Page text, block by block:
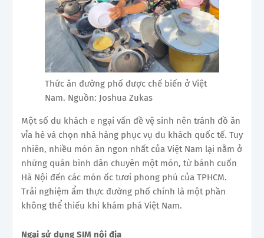
Thức ăn đường phố được chế biến ở Việt
Nam. Nguồn: Joshua Zukas
Một số du khách e ngại vấn đề vệ sinh nên tránh đồ ăn
vỉa hè và chọn nhà hàng phục vụ du khách quốc tế. Tuy
nhiên, nhiều món ăn ngon nhất của Việt Nam lại nằm ở
những quán bình dân chuyên một món, từ bánh cuốn
Hà Nội đến các món ốc tươi phong phú của TPHCM.
Trải nghiệm ẩm thực đường phố chính là một phần
không thể thiếu khi khám phá Việt Nam.
Ngại sử dụng SIM nội địa